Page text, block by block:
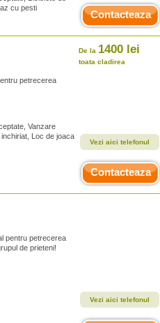
cu pesti
Contacteaza
petrecerea
Vanzare
Loc de joaca
De la 1400 lei
toata cladirea
Vezi aici telefonul
Contacteaza
pentru petrecerea
de prieteni!
Vezi aici telefonul